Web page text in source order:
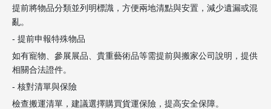
提前將物品分類並列明標識，方便兩地清點與安置，減少遺漏或混
亂。
- 提前申報特殊物品
如有寵物、參展展品、貴重藝術品等需提前與搬家公司說明，提供
相關合法證件。
- 核對清單與保險
檢查搬運清單，建議選擇購買貨運保險，提高安全保障。